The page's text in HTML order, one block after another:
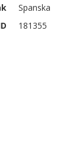
Spanska
181355